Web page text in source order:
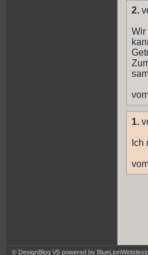
2.
Wir
1.
Ich
© DesignBlog V5 powered by